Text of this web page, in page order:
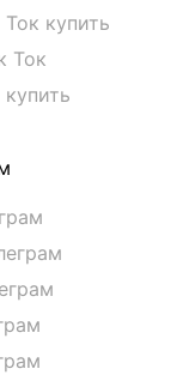
купить
Ток